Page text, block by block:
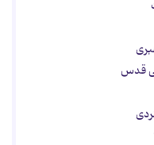
قدس